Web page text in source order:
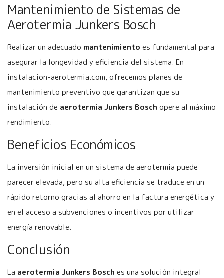
Mantenimiento de Sistemas de
Aerotermia Junkers Bosch
Realizar un adecuado mantenimiento es fundamental para
asegurar la longevidad y eficiencia del sistema. En
instalacion-aerotermia.com, ofrecemos planes de
mantenimiento preventivo que garantizan que su
instalación de aerotermia Junkers Bosch opere al máximo
rendimiento.
Beneficios Económicos
La inversión inicial en un sistema de aerotermia puede
parecer elevada, pero su alta eficiencia se traduce en un
rápido retorno gracias al ahorro en la factura energética y
en el acceso a subvenciones o incentivos por utilizar
energía renovable.
Conclusión
La aerotermia Junkers Bosch es una solución integral